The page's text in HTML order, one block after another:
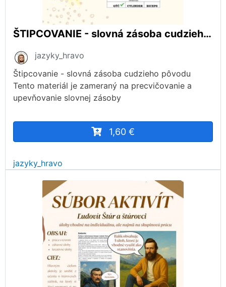
ŠTIPCOVANIE - slovná zásoba cudzieho pôvodu - cudzie slová
jazyky_hravo
Štipcovanie - slovná zásoba cudzieho pôvodu
Tento materiál je zameraný na precvičovanie a
upevňovanie slovnej zásoby
1,60 €
jazyky_hravo